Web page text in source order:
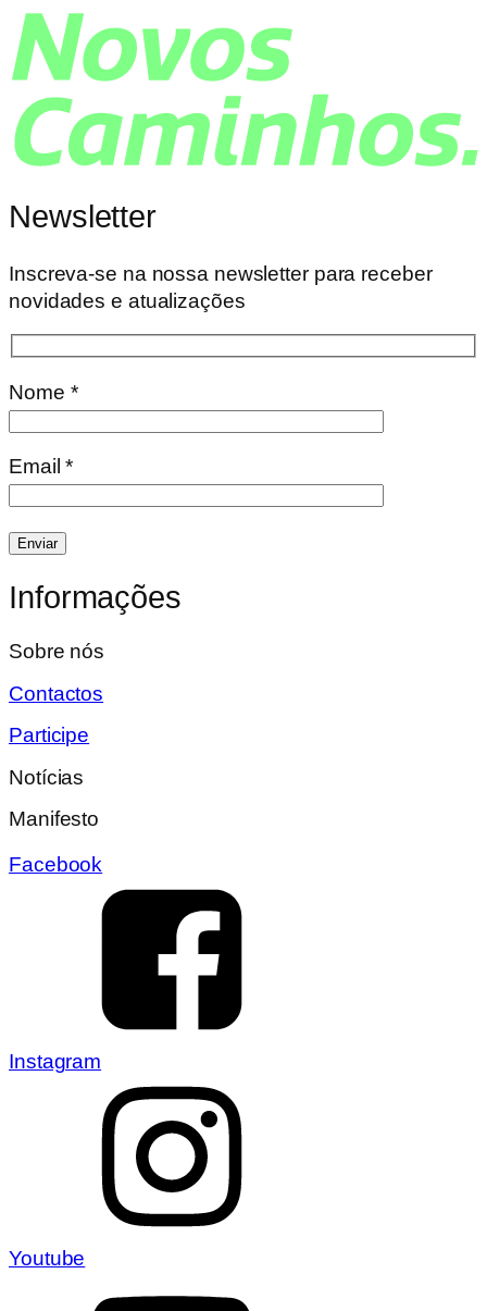
Newsletter
Inscreva-se na nossa newsletter para receber
novidades e atualizações
Nome *
Email *
Informações
Sobre nós
Contactos
Participe
Notícias
Manifesto
Facebook
Instagram
Youtube